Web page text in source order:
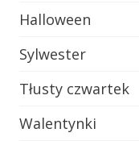
Halloween
Sylwester
Tłusty czwartek
Walentynki